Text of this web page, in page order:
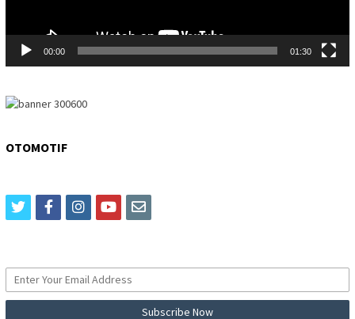
00:00 01:30
OTOMOTIF
twitterfacebookinstagram
youtubeemail